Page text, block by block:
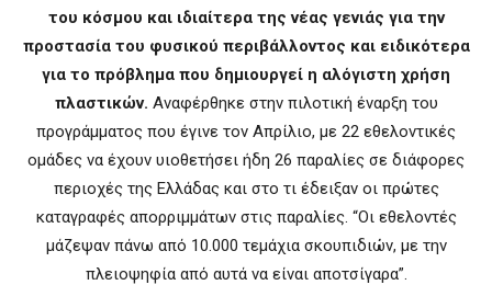
του κόσμου και ιδιαίτερα της νέας γενιάς για την
προστασία του φυσικού περιβάλλοντος και ειδικότερα
για το πρόβλημα που δημιουργεί η αλόγιστη χρήση
πλαστικών. Αναφέρθηκε στην πιλοτική έναρξη του
προγράμματος που έγινε τον Απρίλιο, με 22 εθελοντικές
ομάδες να έχουν υιοθετήσει ήδη 26 παραλίες σε διάφορες
περιοχές της Ελλάδας και στο τι έδειξαν οι πρώτες
καταγραφές απορριμμάτων στις παραλίες. “Οι εθελοντές
μάζεψαν πάνω από 10.000 τεμάχια σκουπιδιών, με την
πλειοψηφία από αυτά να είναι αποτσίγαρα”.